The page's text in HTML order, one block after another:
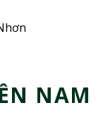
NAM